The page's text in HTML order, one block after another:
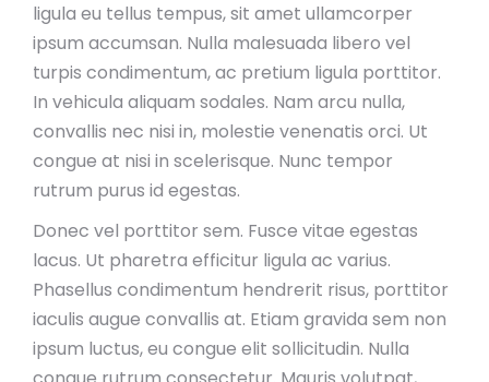
ligula eu tellus tempus, sit amet ullamcorper
ipsum accumsan. Nulla malesuada libero vel
turpis condimentum, ac pretium ligula porttitor.
In vehicula aliquam sodales. Nam arcu nulla,
convallis nec nisi in, molestie venenatis orci. Ut
congue at nisi in scelerisque. Nunc tempor
rutrum purus id egestas.
Donec vel porttitor sem. Fusce vitae egestas
lacus. Ut pharetra efficitur ligula ac varius.
Phasellus condimentum hendrerit risus, porttitor
iaculis augue convallis at. Etiam gravida sem non
ipsum luctus, eu congue elit sollicitudin. Nulla